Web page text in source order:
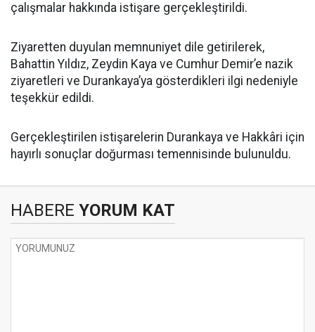
çalışmalar hakkında istişare gerçekleştirildi.
Ziyaretten duyulan memnuniyet dile getirilerek,
Bahattin Yıldız, Zeydin Kaya ve Cumhur Demir’e nazik
ziyaretleri ve Durankaya’ya gösterdikleri ilgi nedeniyle
teşekkür edildi.
Gerçekleştirilen istişarelerin Durankaya ve Hakkâri için
hayırlı sonuçlar doğurması temennisinde bulunuldu.
HABERE YORUM KAT